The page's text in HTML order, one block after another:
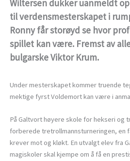
Wiltersen dukker uanmeldt
til verdensmesterskapet i
Ronny får storøyd se hvor
spillet kan være. Fremst av
bulgarske Viktor Krum.
Under mesterskapet kommer truende
mektige fyrst Voldemort kan være i
På Galtvort høyere skole for hekseri og
forberede tretrollmannsturneringen, en
krever mot og kløkt. En utvalgt elev fra
magiskoler skal kjempe om å få en